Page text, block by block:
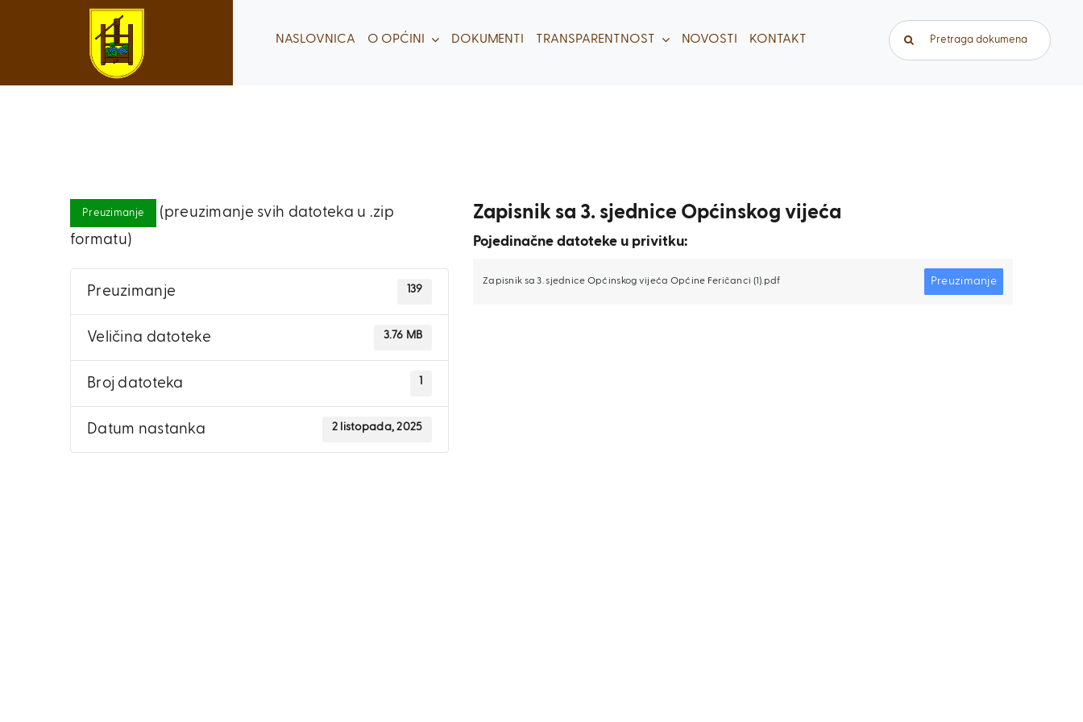
NASLOVNICA O OPĆINI DOKUMENTI TRANSPARENTNOST NOVOSTI KONTAKT Traži...
Preuzimanje
(preuzimanje svih datoteka u .zip
formatu)
Preuzimanje 139
Veličina datoteke 3.76 MB
Broj datoteka 1
Datum nastanka 2 listopada, 2025
Zapisnik sa 3. sjednice Općinskog vijeća
Pojedinačne datoteke u privitku:
Zapisnik sa 3. sjednice Općinskog vijeća Općine Feričanci (1).pdf Preuzimanje